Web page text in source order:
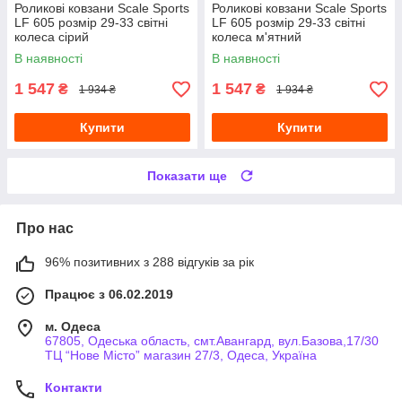
Роликові ковзани Scale Sports
LF 605 розмір 29-33 світні
колеса сірий
В наявності
1 547 ₴ 1 934 ₴
Купити
Роликові ковзани Scale Sports
LF 605 розмір 29-33 світні
колеса м'ятний
В наявності
1 547 ₴ 1 934 ₴
Купити
Показати ще
Про нас
96% позитивних з 288 відгуків за рік
Працює з 06.02.2019
м. Одеса
67805, Одеська область, смт.Авангард, вул.Базова,17/30
ТЦ “Нове Місто” магазин 27/3, Одеса, Україна
Контакти